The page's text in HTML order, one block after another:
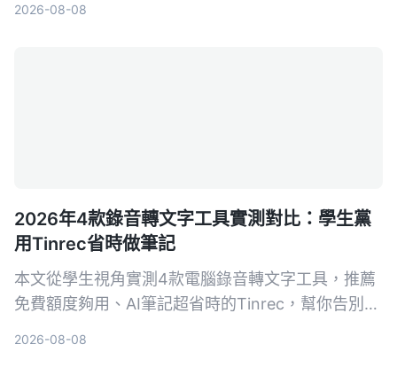
2026-08-08
2026年4款錄音轉文字工具實測對比：學生黨
用Tinrec省時做筆記
本文從學生視角實測4款電腦錄音轉文字工具，推薦
免費額度夠用、AI筆記超省時的Tinrec，幫你告別手
2026-08-08